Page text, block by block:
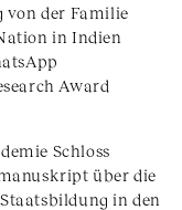
von der Familie
in Indien
Award
Schloss
über die
in den